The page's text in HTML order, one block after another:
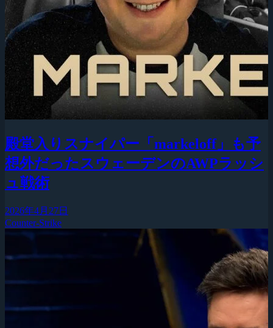
殿堂入りスナイパー「markeloff」も予
想外だったスウェーデンのAWPラッシ
ュ戦術
2026年4月27日
Counter-Strike